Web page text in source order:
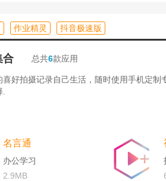
作业精灵 抖音极速版
合 总共6款应用
好拍摄记录自己生活，随时使用手机定制
名言通
办公学习
2.9MB